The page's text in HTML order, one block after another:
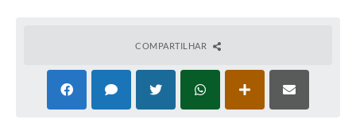
Coronavírus
COMPARTILHAR